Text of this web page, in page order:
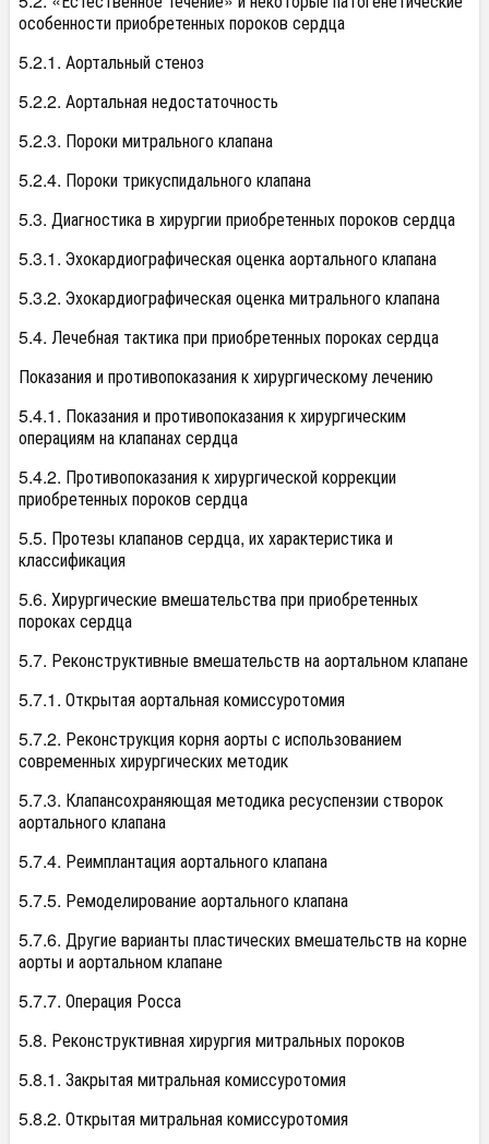
особенности приобретенных пороков сердца
5.2.1. Аортальный стеноз
5.2.2. Аортальная недостаточность
5.2.3. Пороки митрального клапана
5.2.4. Пороки трикуспидального клапана
5.3. Диагностика в хирургии приобретенных пороков сердца
5.3.1. Эхокардиографическая оценка аортального клапана
5.3.2. Эхокардиографическая оценка митрального клапана
5.4. Лечебная тактика при приобретенных пороках сердца
Показания и противопоказания к хирургическому лечению
5.4.1. Показания и противопоказания к хирургическим
операциям на клапанах сердца
5.4.2. Противопоказания к хирургической коррекции
приобретенных пороков сердца
5.5. Протезы клапанов сердца, их характеристика и
классификация
5.6. Хирургические вмешательства при приобретенных
пороках сердца
5.7. Реконструктивные вмешательств на аортальном клапане
5.7.1. Открытая аортальная комиссуротомия
5.7.2. Реконструкция корня аорты с использованием
современных хирургических методик
5.7.3. Клапансохраняющая методика ресуспензии створок
аортального клапана
5.7.4. Реимплантация аортального клапана
5.7.5. Ремоделирование аортального клапана
5.7.6. Другие варианты пластических вмешательств на корне
аорты и аортальном клапане
5.7.7. Операция Росса
5.8. Реконструктивная хирургия митральных пороков
5.8.1. Закрытая митральная комиссуротомия
5.8.2. Открытая митральная комиссуротомия